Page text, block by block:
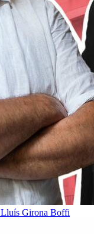
Lluís Girona Boffi